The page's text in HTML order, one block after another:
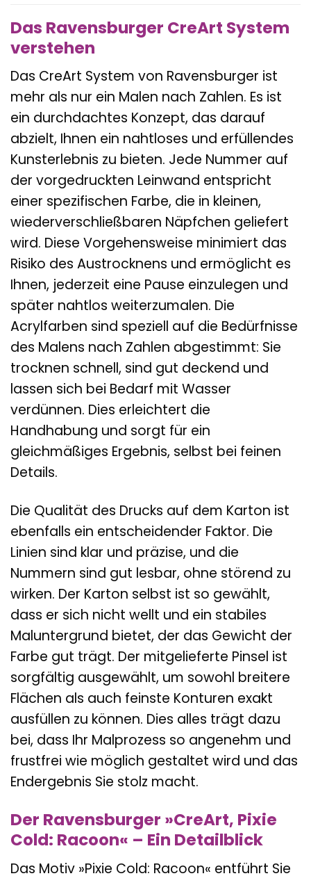
Das Ravensburger CreArt System
verstehen
Das CreArt System von Ravensburger ist
mehr als nur ein Malen nach Zahlen. Es ist
ein durchdachtes Konzept, das darauf
abzielt, Ihnen ein nahtloses und erfüllendes
Kunsterlebnis zu bieten. Jede Nummer auf
der vorgedruckten Leinwand entspricht
einer spezifischen Farbe, die in kleinen,
wiederverschließbaren Näpfchen geliefert
wird. Diese Vorgehensweise minimiert das
Risiko des Austrocknens und ermöglicht es
Ihnen, jederzeit eine Pause einzulegen und
später nahtlos weiterzumalen. Die
Acrylfarben sind speziell auf die Bedürfnisse
des Malens nach Zahlen abgestimmt: Sie
trocknen schnell, sind gut deckend und
lassen sich bei Bedarf mit Wasser
verdünnen. Dies erleichtert die
Handhabung und sorgt für ein
gleichmäßiges Ergebnis, selbst bei feinen
Details.
Die Qualität des Drucks auf dem Karton ist
ebenfalls ein entscheidender Faktor. Die
Linien sind klar und präzise, und die
Nummern sind gut lesbar, ohne störend zu
wirken. Der Karton selbst ist so gewählt,
dass er sich nicht wellt und ein stabiles
Maluntergrund bietet, der das Gewicht der
Farbe gut trägt. Der mitgelieferte Pinsel ist
sorgfältig ausgewählt, um sowohl breitere
Flächen als auch feinste Konturen exakt
ausfüllen zu können. Dies alles trägt dazu
bei, dass Ihr Malprozess so angenehm und
frustfrei wie möglich gestaltet wird und das
Endergebnis Sie stolz macht.
Der Ravensburger »CreArt, Pixie
Cold: Racoon« – Ein Detailblick
Das Motiv »Pixie Cold: Racoon« entführt Sie